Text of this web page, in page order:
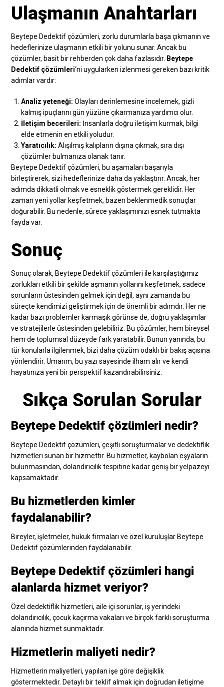
Ulaşmanın Anahtarları
Beytepe Dedektif çözümleri, zorlu durumlarla başa çıkmanın ve
hedeflerinize ulaşmanın etkili bir yolunu sunar. Ancak bu
çözümler, basit bir rehberden çok daha fazlasıdır. Beytepe
Dedektif çözümleri‘ni uygularken izlenmesi gereken bazı kritik
adımlar vardır:
Analiz yeteneği: Olayları derinlemesine incelemek, gizli
kalmış ipuçlarını gün yüzüne çıkarmanıza yardımcı olur.
İletişim becerileri: İnsanlarla doğru iletişim kurmak, bilgi
elde etmenin en etkili yoludur.
Yaratıcılık: Alışılmış kalıpların dışına çıkmak, sıra dışı
çözümler bulmanıza olanak tanır.
Beytepe Dedektif çözümleri, bu aşamaları başarıyla
birleştirerek, sizi hedeflerinize daha da yaklaştırır. Ancak, her
adımda dikkatli olmak ve esneklik göstermek gereklidir. Her
zaman yeni yollar keşfetmek, bazen beklenmedik sonuçlar
doğurabilir. Bu nedenle, sürece yaklaşımınızı esnek tutmakta
fayda var.
Sonuç
Sonuç olarak, Beytepe Dedektif çözümleri ile karşılaştığımız
zorlukları etkili bir şekilde aşmanın yollarını keşfetmek, sadece
sorunların üstesinden gelmek için değil, aynı zamanda bu
süreçte kendimizi geliştirmek için de önemli bir adımdır. Her ne
kadar bazı problemler karmaşık görünse de, doğru yaklaşımlar
ve stratejilerle üstesinden gelebiliriz. Bu çözümler, hem bireysel
hem de toplumsal düzeyde fark yaratabilir. Bunun yanında, bu
tür konularla ilgilenmek, bizi daha çözüm odaklı bir bakış açısına
yönlendirir. Umarım, bu yazı sayesinde ilham alır ve kendi
hayatınıza yeni bir perspektif kazandırabilirsiniz.
Sıkça Sorulan Sorular
Beytepe Dedektif çözümleri nedir?
Beytepe Dedektif çözümleri, çeşitli soruşturmalar ve dedektiflik
hizmetleri sunan bir hizmettir. Bu hizmetler, kaybolan eşyaların
bulunmasından, dolandırıcılık tespitine kadar geniş bir yelpazeyi
kapsamaktadır.
Bu hizmetlerden kimler
faydalanabilir?
Bireyler, işletmeler, hukuk firmaları ve özel kuruluşlar Beytepe
Dedektif çözümlerinden faydalanabilir.
Beytepe Dedektif çözümleri hangi
alanlarda hizmet veriyor?
Özel dedektiflik hizmetleri, aile içi sorunlar, iş yerindeki
dolandırıcılık, çocuk kaçırma vakaları ve birçok farklı soruşturma
alanında hizmet sunmaktadır.
Hizmetlerin maliyeti nedir?
Hizmetlerin maliyetleri, yapılan işe göre değişiklik
göstermektedir. Detaylı bir teklif almak için doğrudan iletişime